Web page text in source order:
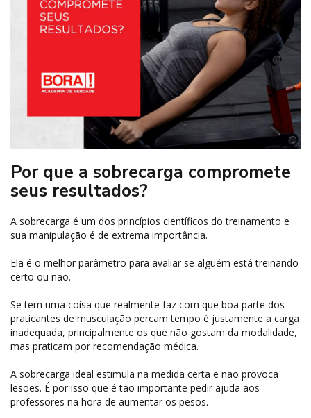
Por que a sobrecarga compromete
seus resultados?
A sobrecarga é um dos princípios científicos do treinamento e
sua manipulação é de extrema importância.
Ela é o melhor parâmetro para avaliar se alguém está treinando
certo ou não.
Se tem uma coisa que realmente faz com que boa parte dos
praticantes de musculação percam tempo é justamente a carga
inadequada, principalmente os que não gostam da modalidade,
mas praticam por recomendação médica.
A sobrecarga ideal estimula na medida certa e não provoca
lesões. É por isso que é tão importante pedir ajuda aos
professores na hora de aumentar os pesos.